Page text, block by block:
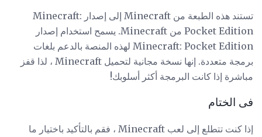
تستند هذه الطبعة من Minecraft إلى إصدار Minecraft:
Pocket Edition من Minecraft. يسمح استخدام إصدار
Minecraft: Pocket Edition لهذه المنصة بالدعم بلغات
برمجة متعددة. إنها نسخة مجانية لتحميل Minecraft ، لذا قفز
مباشرة إذا كانت البرمجة أكثر أسلوبك!
فى الختام
إذا كنت تتطلع إلى لعب Minecraft ، فقم بالتأكيد باختيار ما